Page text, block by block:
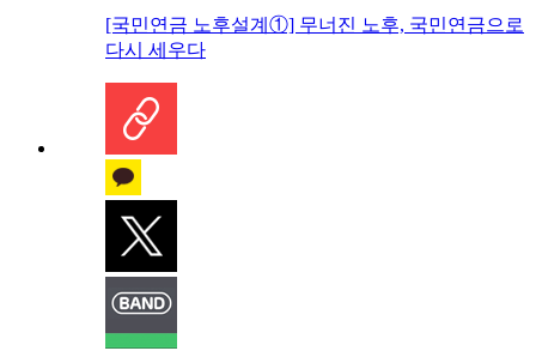
[국민연금 노후설계①] 무너진 노후, 국민연금으로
다시 세우다